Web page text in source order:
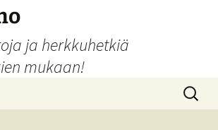
ja herkkuhetkiä
mukaan!
Haku: